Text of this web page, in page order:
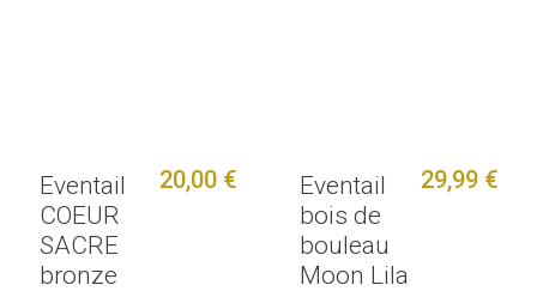
Eventail
COEUR
SACRE
bronze
20,00 €
Eventail
bois de
bouleau
Moon Lila
29,99 €